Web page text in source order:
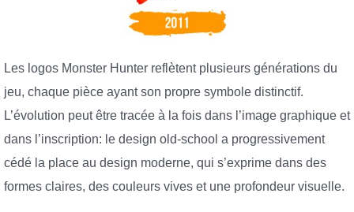
Les logos Monster Hunter reflètent plusieurs générations du
jeu, chaque pièce ayant son propre symbole distinctif.
L’évolution peut être tracée à la fois dans l’image graphique et
dans l’inscription: le design old-school a progressivement
cédé la place au design moderne, qui s’exprime dans des
formes claires, des couleurs vives et une profondeur visuelle.